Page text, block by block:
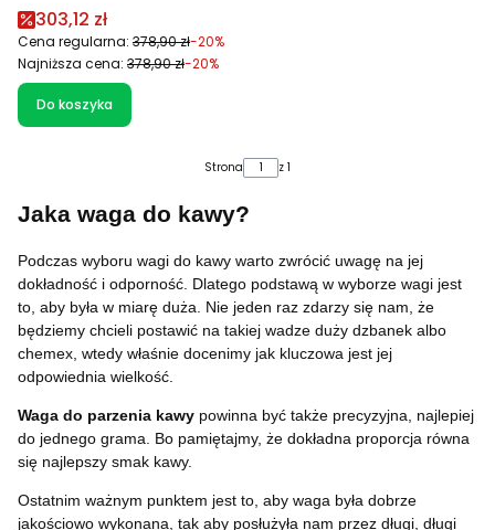
Cena promocyjna
303,12 zł
Cena regularna: 378,90 zł-20%
Najniższa cena: 378,90 zł-20%
Do koszyka
Strona z 1
Jaka waga do kawy?
Podczas wyboru wagi do kawy warto zwrócić uwagę na jej
dokładność i odporność. Dlatego podstawą w wyborze wagi jest
to, aby była w miarę duża. Nie jeden raz zdarzy się nam, że
będziemy chcieli postawić na takiej wadze duży dzbanek albo
chemex, wtedy właśnie docenimy jak kluczowa jest jej
odpowiednia wielkość.
Waga do parzenia kawy powinna być także precyzyjna, najlepiej
do jednego grama. Bo pamiętajmy, że dokładna proporcja równa
się najlepszy smak kawy.
Ostatnim ważnym punktem jest to, aby waga była dobrze
jakościowo wykonana, tak aby posłużyła nam przez długi, długi